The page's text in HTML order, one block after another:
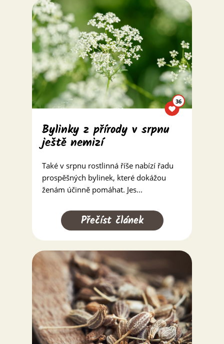
36
Bylinky z přírody v srpnu
ještě nemizí
Také v srpnu rostlinná říše nabízí řadu
prospěšných bylinek, které dokážou
ženám účinně pomáhat. Jes...
Přečíst článek